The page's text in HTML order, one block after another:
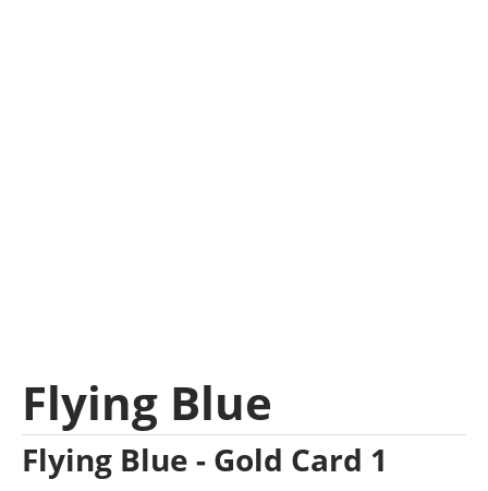
Flying Blue
Flying Blue - Gold Card 1